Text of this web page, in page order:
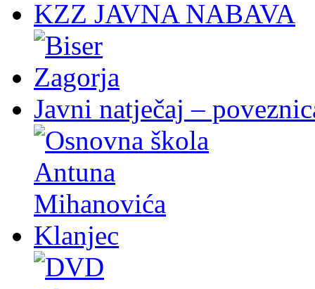
KZZ JAVNA NABAVA
Javni natječaj –